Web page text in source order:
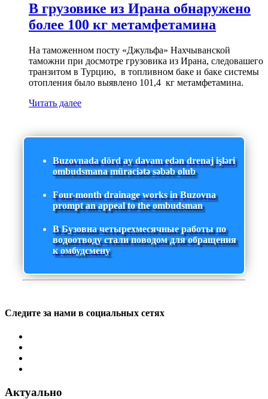
В грузовике из Ирана обнаружено
более 100 кг метамфетамина
На таможенном посту «Джульфа» Нахчыванской
таможни при досмотре грузовика из Ирана, следовашего
транзитом в Турцию, в топливном баке и баке системы
отопления было выявлено 101,4 кг метамфетамина.
Читать далее
Buzovnada dörd ay davam edən drenaj işləri
ombudsmana müraciətə səbəb olub
Four-month drainage works in Buzovna
prompt an appeal to the ombudsman
В Бузовна четырехмесячные работы по
водоотводу стали поводом для обращения
к омбудсмену
Следите за нами в социальных сетях
Актуально